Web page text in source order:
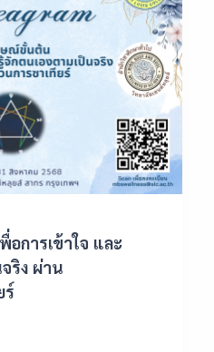
การเข้าใจ และ
ริง ผ่าน
ร์